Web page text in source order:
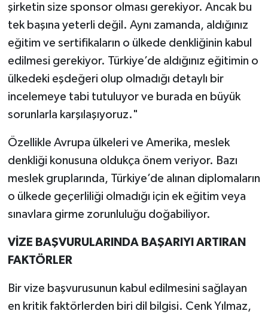
şirketin size sponsor olması gerekiyor. Ancak bu
tek başına yeterli değil. Aynı zamanda, aldığınız
eğitim ve sertifikaların o ülkede denkliğinin kabul
edilmesi gerekiyor. Türkiye’de aldığınız eğitimin o
ülkedeki eşdeğeri olup olmadığı detaylı bir
incelemeye tabi tutuluyor ve burada en büyük
sorunlarla karşılaşıyoruz."
Özellikle Avrupa ülkeleri ve Amerika, meslek
denkliği konusuna oldukça önem veriyor. Bazı
meslek gruplarında, Türkiye’de alınan diplomaların
o ülkede geçerliliği olmadığı için ek eğitim veya
sınavlara girme zorunluluğu doğabiliyor.
VİZE BAŞVURULARINDA BAŞARIYI ARTIRAN
FAKTÖRLER
Bir vize başvurusunun kabul edilmesini sağlayan
en kritik faktörlerden biri dil bilgisi. Cenk Yılmaz,